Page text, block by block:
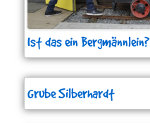
Ist das ein Bergmännlein?
Grube Silberhardt